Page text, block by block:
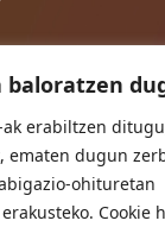
erabiltzen
ematen dugun
ohituretan
Cookie